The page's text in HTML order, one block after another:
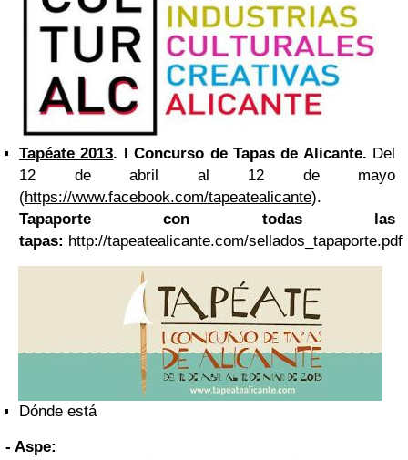
Tapéate 2013. I Concurso de Tapas de Alicante. Del
12 de abril al 12 de mayo
(https://www.facebook.com/tapeatealicante).
Tapaporte con todas las
tapas: http://tapeatealicante.com/sellados_tapaporte.pdf
Dónde está
- Aspe: